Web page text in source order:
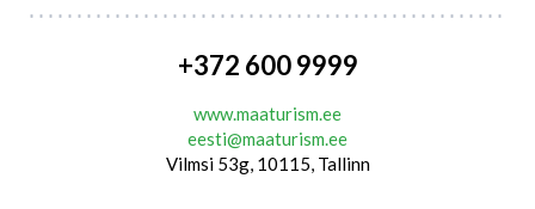
+372 600 9999
www.maaturism.ee
eesti@maaturism.ee
Vilmsi 53g, 10115, Tallinn